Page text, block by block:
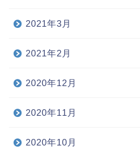
2021年3月
2021年2月
2020年12月
2020年11月
2020年10月